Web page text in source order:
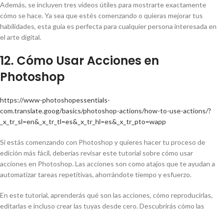
Además, se incluyen tres videos útiles para mostrarte exactamente
cómo se hace. Ya sea que estés comenzando o quieras mejorar tus
habilidades, esta guía es perfecta para cualquier persona interesada en
el arte digital.
12. Cómo Usar Acciones en
Photoshop
https://www-photoshopessentials-
com.translate.goog/basics/photoshop-actions/how-to-use-actions/?
_x_tr_sl=en&_x_tr_tl=es&_x_tr_hl=es&_x_tr_pto=wapp
Si estás comenzando con Photoshop y quieres hacer tu proceso de
edición más fácil, deberías revisar este tutorial sobre cómo usar
acciones en Photoshop. Las acciones son como atajos que te ayudan a
automatizar tareas repetitivas, ahorrándote tiempo y esfuerzo.
En este tutorial, aprenderás qué son las acciones, cómo reproducirlas,
editarlas e incluso crear las tuyas desde cero. Descubrirás cómo las